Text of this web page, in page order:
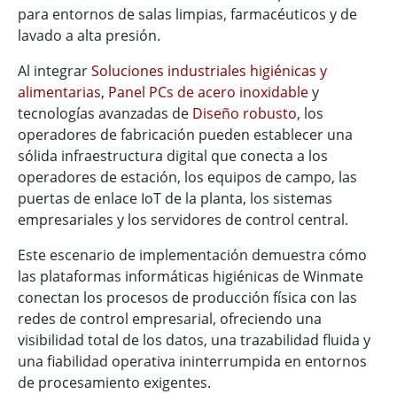
para entornos de salas limpias, farmacéuticos y de
lavado a alta presión.
Al integrarSoluciones industriales higiénicas y
alimentarias, Panel PCs de acero inoxidabley
tecnologías avanzadas de Diseño robusto, los
operadores de fabricación pueden establecer una
sólida infraestructura digital que conecta a los
operadores de estación, los equipos de campo, las
puertas de enlace IoT de la planta, los sistemas
empresariales y los servidores de control central.
Este escenario de implementación demuestra cómo
las plataformas informáticas higiénicas de Winmate
conectan los procesos de producción física con las
redes de control empresarial, ofreciendo una
visibilidad total de los datos, una trazabilidad fluida y
una fiabilidad operativa ininterrumpida en entornos
de procesamiento exigentes.